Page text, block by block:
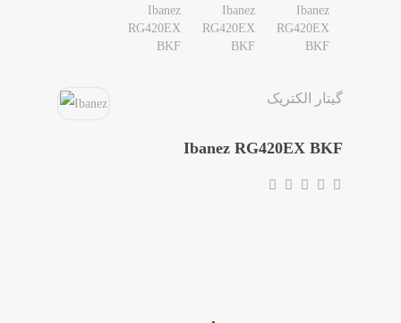
محصولات کارکرده
گیتار الکتریک
Ibanez RG420EX BKF